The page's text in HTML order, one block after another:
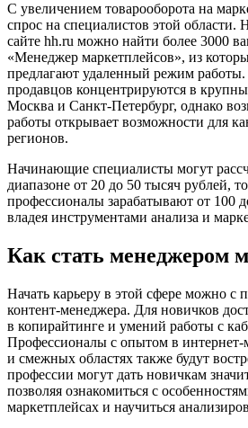
С увеличением товарооборота на
спрос на специалистов этой области.
сайте hh.ru можно найти более 3000
«Менеджер маркетплейсов», из
предлагают удаленный режим
продавцов концентрируются в
Москва и Санкт-Петербург, однако
работы открывает возможности для
регионов.
Начинающие специалисты могут
диапазоне от 20 до 50 тысяч рублей,
профессионалы зарабатывают от 100
владея инструментами анализа и
Как стать менеджером
Начать карьеру в этой сфере можно
контент-менеджера. Для новичков
в копирайтинге и умений работы с
Профессионалы с опытом в интернет-
и смежных областях также будут
профессии могут дать новичкам
позволяя ознакомиться с
маркетплейсах и научиться